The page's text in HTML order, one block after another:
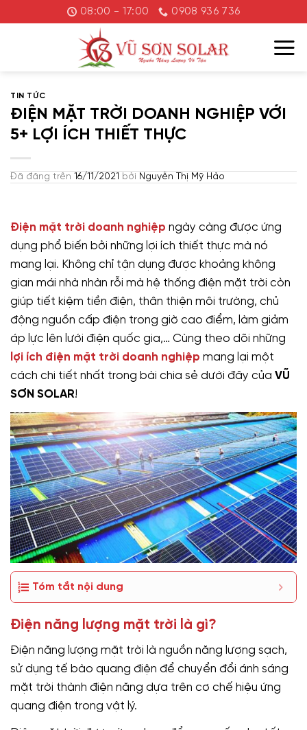
đến
08:00 - 17:00 0908 936 736
TIN TỨC
ĐIỆN MẶT TRỜI DOANH NGHIỆP VỚI
5+ LỢI ÍCH THIẾT THỰC
Đã đăng trên 16/11/2021 bởi Nguyễn Thị Mỹ Hảo
Điện mặt trời doanh nghiệp ngày càng được ứng
dụng phổ biến bởi những lợi ích thiết thực mà nó
mang lại. Không chỉ tận dụng được khoảng không
gian mái nhà nhàn rỗi mà hệ thống điện mặt trời còn
giúp tiết kiệm tiền điện, thân thiện môi trường, chủ
động nguồn cấp điện trong giờ cao điểm, làm giảm
áp lực lên lưới điện quốc gia,… Cùng theo dõi những
lợi ích điện mặt trời doanh nghiệp mang lại một
cách chi tiết nhất trong bài chia sẻ dưới đây của VŨ
SƠN SOLAR!
Tóm tắt nội dung
Điện năng lượng mặt trời là gì?
Điện năng lượng mặt trời là nguồn năng lượng sạch,
sử dụng tế bào quang điện để chuyển đổi ánh sáng
mặt trời thành điện năng dựa trên cơ chế hiệu ứng
quang điện trong vật lý.